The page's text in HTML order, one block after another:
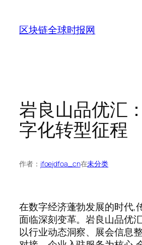
区块链全球时报网
岩良山品优汇
字化转型征程
作者： jfoejdfoa_cn在未分类
在数字经济蓬勃发展的时代,
面临深刻变革。岩良山品优
以行业动态洞察、展会信息